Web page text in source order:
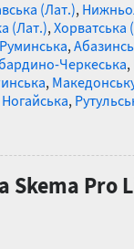
(Лат.),
(Лат.),Хорватська
Руминська,
Черкеська,
,
Ногайська,
Skema Pro